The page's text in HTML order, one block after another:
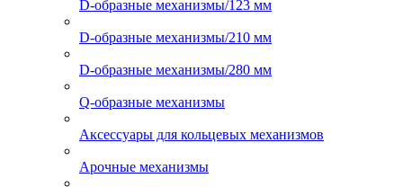
D-образные механизмы/123 мм
D-образные механизмы/210 мм
D-образные механизмы/280 мм
Q-образные механизмы
Аксессуары для кольцевых механизмов
Арочные механизмы